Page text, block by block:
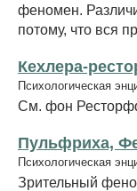
феномен.
потому, что вся
Кехлера-
Психологическая
См. фон
Пульфриха,
Психологическая
Зрительный